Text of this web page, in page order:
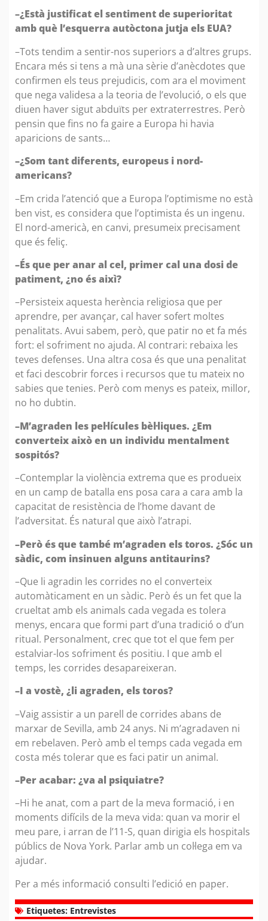
–¿Està justificat el sentiment de superioritat
amb què l’esquerra autòctona jutja els EUA?
–Tots tendim a sentir-nos superiors a d’altres grups.
Encara més si tens a mà una sèrie d’anècdotes que
confirmen els teus prejudicis, com ara el moviment
que nega validesa a la teoria de l’evolució, o els que
diuen haver sigut abduïts per extraterrestres. Però
pensin que fins no fa gaire a Europa hi havia
aparicions de sants…
–¿Som tant diferents, europeus i nord-
americans?
–Em crida l’atenció que a Europa l’optimisme no està
ben vist, es considera que l’optimista és un ingenu.
El nord-americà, en canvi, presumeix precisament
que és feliç.
–És que per anar al cel, primer cal una dosi de
patiment, ¿no és aixì?
–Persisteix aquesta herència religiosa que per
aprendre, per avançar, cal haver sofert moltes
penalitats. Avui sabem, però, que patir no et fa més
fort: el sofriment no ajuda. Al contrari: rebaixa les
teves defenses. Una altra cosa és que una penalitat
et faci descobrir forces i recursos que tu mateix no
sabies que tenies. Però com menys es pateix, millor,
no ho dubtin.
–M’agraden les pel·lícules bèl·liques. ¿Em
converteix això en un individu mentalment
sospitós?
–Contemplar la violència extrema que es produeix
en un camp de batalla ens posa cara a cara amb la
capacitat de resistència de l’home davant de
l’adversitat. És natural que això l’atrapi.
–Però és que també m’agraden els toros. ¿Sóc un
sàdic, com insinuen alguns antitaurins?
–Que li agradin les corrides no el converteix
automàticament en un sàdic. Però és un fet que la
crueltat amb els animals cada vegada es tolera
menys, encara que formi part d’una tradició o d’un
ritual. Personalment, crec que tot el que fem per
estalviar-los sofriment és positiu. I que amb el
temps, les corrides desapareixeran.
–I a vostè, ¿li agraden, els toros?
–Vaig assistir a un parell de corrides abans de
marxar de Sevilla, amb 24 anys. Ni m’agradaven ni
em rebelaven. Però amb el temps cada vegada em
costa més tolerar que es faci patir un animal.
–Per acabar: ¿va al psiquiatre?
–Hi he anat, com a part de la meva formació, i en
moments difícils de la meva vida: quan va morir el
meu pare, i arran de l’11-S, quan dirigia els hospitals
públics de Nova York. Parlar amb un col·lega em va
ajudar.
Per a més informació consulti l’edició en paper.
Etiquetes: Entrevistes